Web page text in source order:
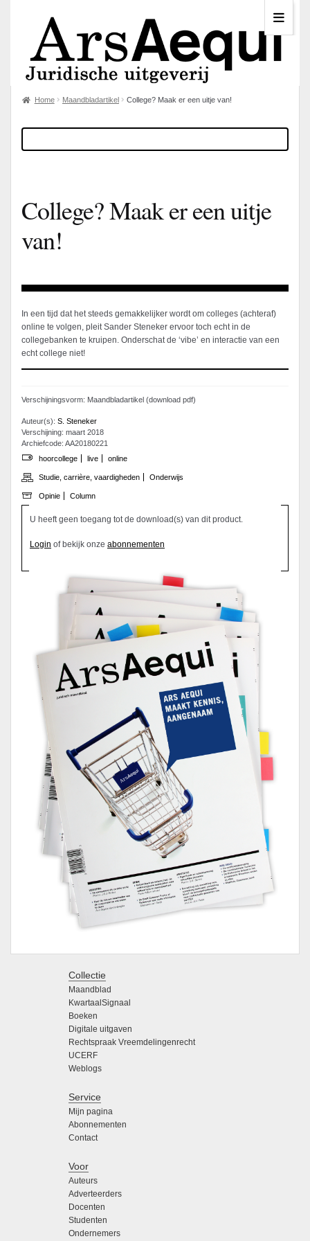
Home Maandbladartikel College? Maak er een uitje van!
College? Maak er een uitje
van!
In een tijd dat het steeds gemakkelijker wordt om colleges (achteraf)
online te volgen, pleit Sander Steneker ervoor toch echt in de
collegebanken te kruipen. Onderschat de ‘vibe’ en interactie van een
echt college niet!
Verschijningsvorm: Maandbladartikel (download pdf)
Auteur(s): S. Steneker
Verschijning: maart 2018
Archiefcode: AA20180221
hoorcollege
live online
Studie, carrière, vaardigheden Onderwijs
Opinie Column
U heeft geen toegang tot de download(s) van dit product.
Login of bekijk onze abonnementen
Collectie
Maandblad
KwartaalSignaal
Boeken
Digitale uitgaven
Rechtspraak Vreemdelingenrecht
UCERF
Weblogs
Service
Mijn pagina
Abonnementen
Contact
Voor
Auteurs
Adverteerders
Docenten
Studenten
Ondernemers